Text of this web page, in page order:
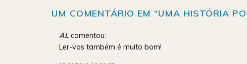
UM COMENTÁRIO EM “UMA HISTÓRIA
AL comentou:
Ler-vos também é muito bom!